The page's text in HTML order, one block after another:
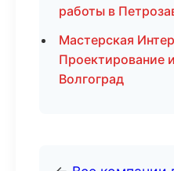
работы в
Мастерская
Проектирование
Волгоград